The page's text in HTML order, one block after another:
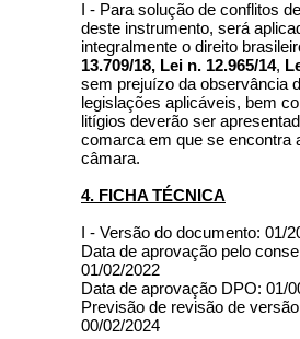
I - Para solução de conflitos
deste instrumento, será
integralmente o direito
13.709/18, Lei n. 12.965/14,
sem prejuízo da observância
legislações aplicáveis, bem
litígios deverão ser
comarca em que se encontra
câmara.
4. FICHA TÉCNICA
I - Versão do documento: 01/
Data de aprovação pelo
01/02/2022
Data de aprovação DPO: 01/
Previsão de revisão de
00/02/2024